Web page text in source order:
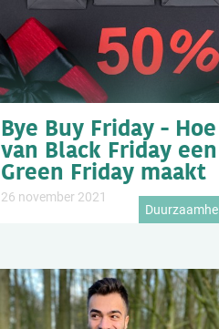
Bye Buy Friday -
van Black Friday een
Green Friday maakt
26 november 2021